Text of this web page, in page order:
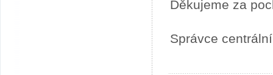
Děkujeme za
Správce